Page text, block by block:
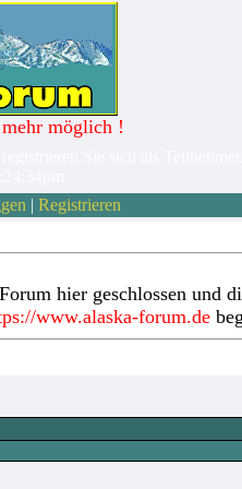
möglich !
| Registrieren
hier geschlossen und
www.alaska-forum.de